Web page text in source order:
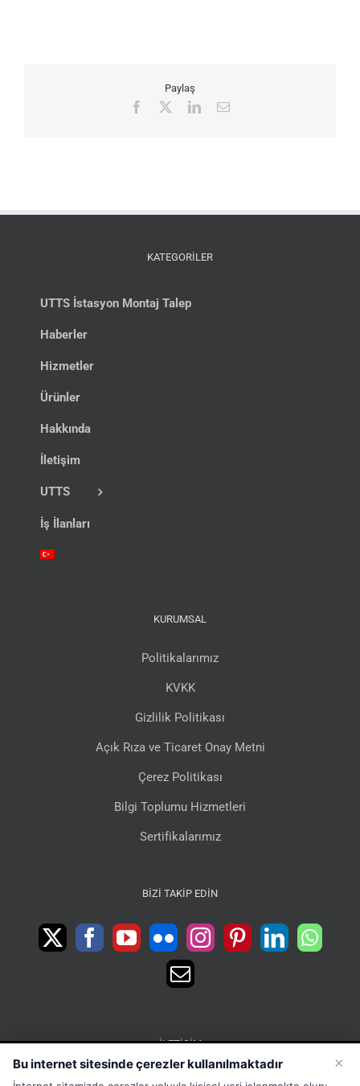
Paylaş
Facebook LinkedIn
E-
KATEGORİLER
UTTS İstasyon Montaj Talep
Haberler
Hizmetler
Ürünler
Hakkında
İletişim
UTTS
İş İlanları
KURUMSAL
Politikalarımız
KVKK
Gizlilik Politikası
Açık Rıza ve Ticaret Onay Metni
Çerez Politikası
Bilgi Toplumu Hizmetleri
Sertifikalarımız
BIZI TAKIP EDIN
İLETIŞIM
15 Temmuz Mah. 1468 Sok. No:5 Güneşli Bağcılar
×
Bu internet sitesinde çerezler kullanılmaktadır